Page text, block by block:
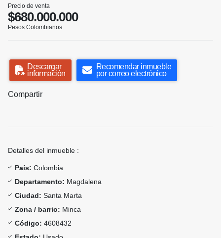
Precio de venta
$680.000.000
Pesos Colombianos
Descargar
información
Recomendar inmueble
por correo electrónico
Compartir
Detalles del inmueble :
País: Colombia
Departamento: Magdalena
Ciudad: Santa Marta
Zona / barrio: Minca
Código: 4608432